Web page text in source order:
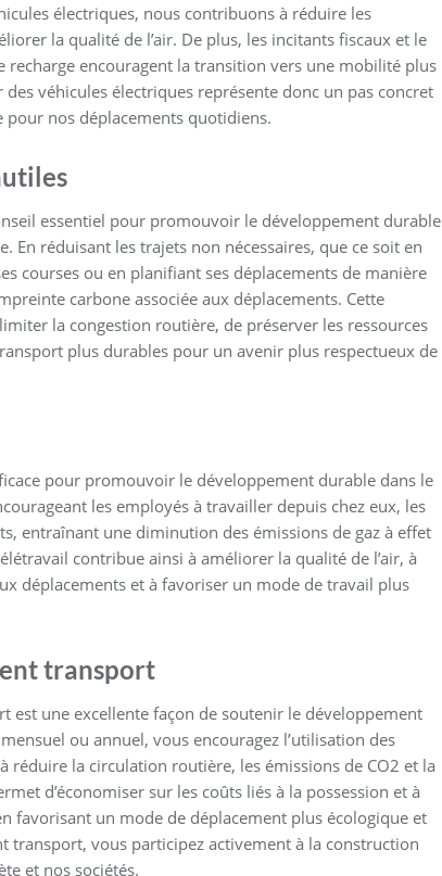
électriques, nous contribuons à réduire les
la qualité de l’air. De plus, les incitants fiscaux et le
recharge encouragent la transition vers une mobilité plus
véhicules électriques représente donc un pas concret
nos déplacements quotidiens.
essentiel pour promouvoir le développement durable
En réduisant les trajets non nécessaires, que ce soit en
courses ou en planifiant ses déplacements de manière
carbone associée aux déplacements. Cette
la congestion routière, de préserver les ressources
plus durables pour un avenir plus respectueux de
pour promouvoir le développement durable dans le
les employés à travailler depuis chez eux, les
entraînant une diminution des émissions de gaz à effet
contribue ainsi à améliorer la qualité de l’air, à
déplacements et à favoriser un mode de travail plus
transport
est une excellente façon de soutenir le développement
ou annuel, vous encouragez l’utilisation des
la circulation routière, les émissions de CO2 et la
d’économiser sur les coûts liés à la possession et à
favorisant un mode de déplacement plus écologique et
transport, vous participez activement à la construction
et nos sociétés.